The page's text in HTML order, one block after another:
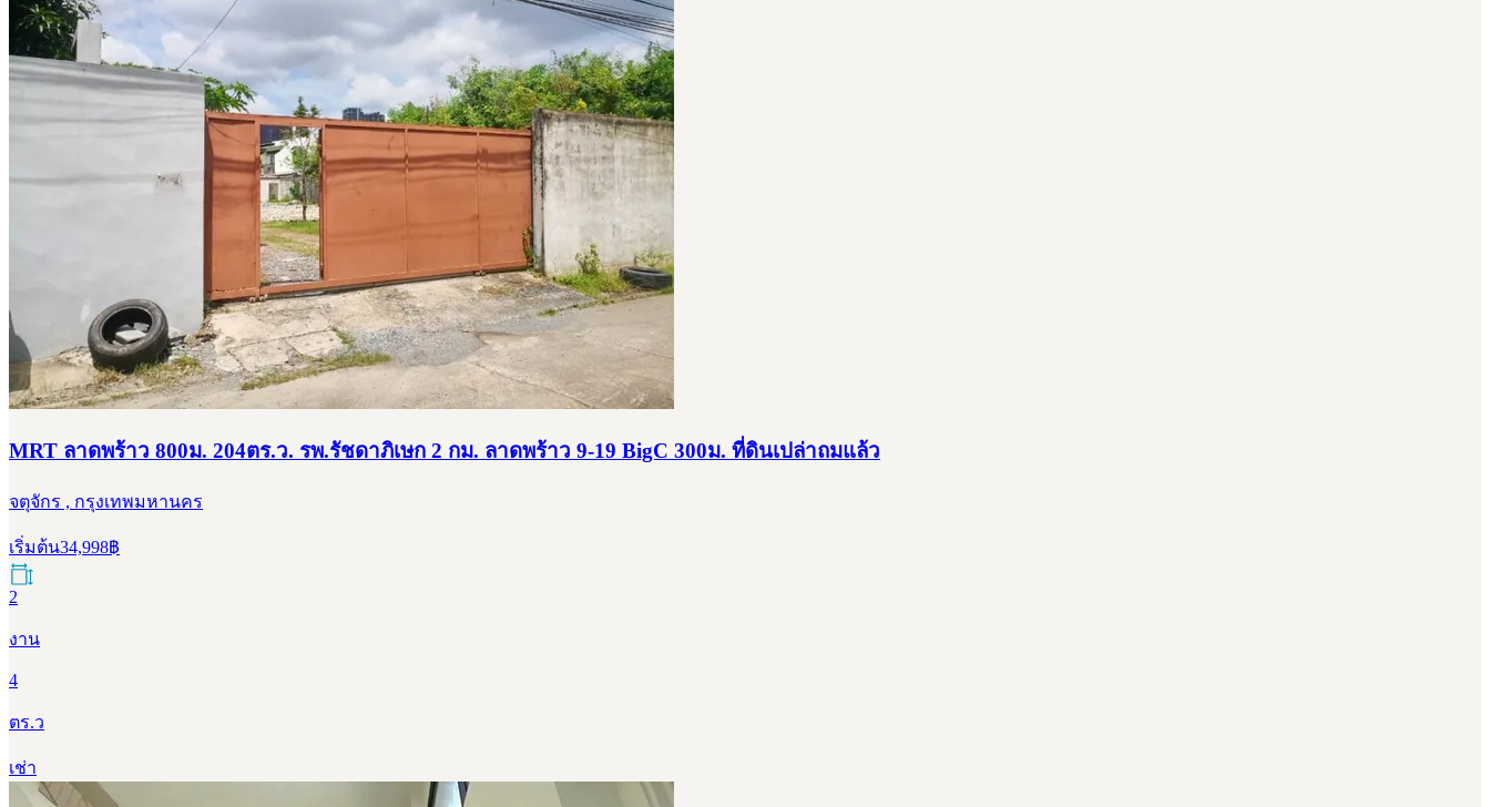
MRT ลาดพร้าว 800ม. 204ตร.ว. รพ.รัชดาภิเษก 2 กม. ลาดพร้าว 9-19 BigC 300ม. ที่ดินเปล่าถมแล้ว
จตุจักร , กรุงเทพมหานคร
เริ่มต้น34,998฿
2
งาน
4
ตร.ว
เช่า